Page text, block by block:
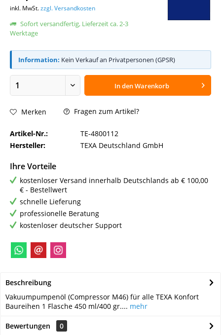
inkl. MwSt.zzgl. Versandkosten
Sofort versandfertig, Lieferzeit ca. 2-3
Werktage
Information: Kein Verkauf an Privatpersonen (GPSR)
In denWarenkorb
Merken Fragen zum Artikel?
Artikel-Nr.:
TE-4800112
Hersteller:
TEXA Deutschland GmbH
Ihre Vorteile
kostenloser Versand innerhalb Deutschlands ab € 100,00
€ - Bestellwert
schnelle Lieferung
professionelle Beratung
kostenloser deutscher Support
Beschreibung
Vakuumpumpenöl (Compressor M46) für alle TEXA Konfort
Baureihen 1 Flasche 450 ml/400 gr.... mehr
Bewertungen
0